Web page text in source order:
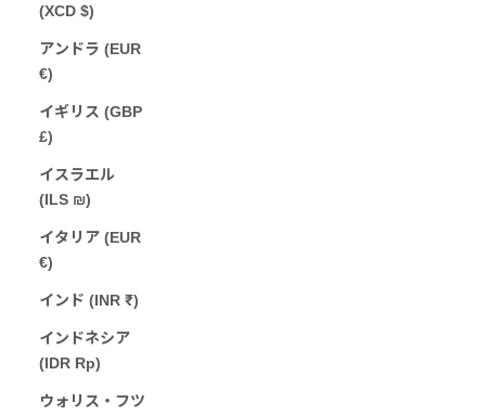
(XCD $)
アンドラ (EUR
€)
イギリス (GBP
£)
イスラエル
(ILS ₪)
イタリア (EUR
€)
インド (INR ₹)
インドネシア
(IDR Rp)
ウォリス・フツ